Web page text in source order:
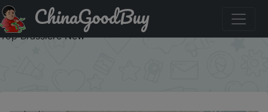
Купить: CHRLEISURE Women Underwear Set Wireless
Lingerie Panties Bra Sexy G-String Seamless Tank Crop
Top Brassiere New
ChinaGoodBuy